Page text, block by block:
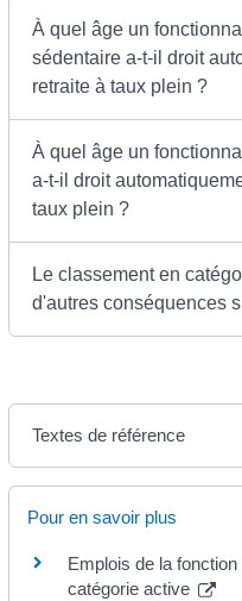
À quel âge un
sédentaire a-t-il droit
retraite à taux plein ?
À quel âge un
a-t-il droit
taux plein ?
Le classement en
d'autres conséquences
Textes de référence
Pour en savoir plus
Emplois de la
catégorie active